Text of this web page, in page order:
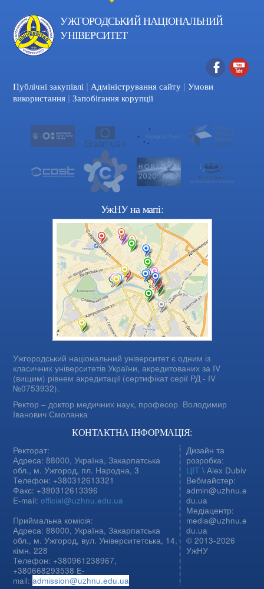
УЖГОРОДСЬКИЙ НАЦІОНАЛЬНИЙ
УНІВЕРСИТЕТ
Facebook
Публічні закупівлі | Адміністрування сайту | Умови
використання | Запобігання корупції
УжНУ на мапі:
Ужгородський національний університет є одним із
класичних університетів України, акредитованих за IV
(вищим) рівнем акредитації (сертифікат серії РД - IV
№0753932).
Ректор – доктор медичних наук, професор Володимир
Іванович Смоланка
КОНТАКТНА ІНФОРМАЦІЯ:
Ректорат:
Адреса: 88000, Україна, Закарпатська
обл., м. Ужгород, пл. Народна, 3
Телефон: +380312613321
Факс: +380312613396
E-mail:official@uzhnu.edu.ua
Приймальна комісія:
Адреса: 88000, Україна, Закарпатська
обл., м. Ужгород, вул. Університетська, 14,
кімн. 228
Телефон: +380961238967,
+380668293538 E-
mail:admission@uzhnu.edu.ua
Дизайн та
розробка:
ЦІТ \ Alex Dubiv
Вебмайстер:
admin@uzhnu.e
du.ua
Медіацентр:
media@uzhnu.e
du.ua
© 2013-2026
УжНУ